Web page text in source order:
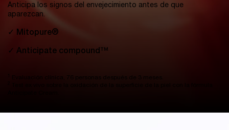
Anticipa los signos del envejecimiento antes de que
aparezcan.
✓ Mitopure®
✓ Anticipate compound™
Evaluación clínica, 76 personas después de 3 meses.​